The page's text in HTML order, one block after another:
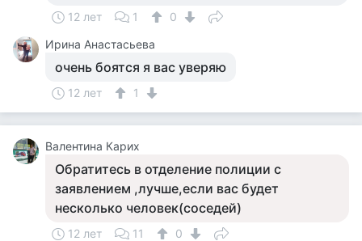
12 лет 1
0
Ирина Анастасьева
очень боятся я вас уверяю
12 лет 1
Валентина Карих
Обратитесь в отделение полиции с
заявлением ,лучше,если вас будет
несколько человек(соседей)
12 лет 11
0